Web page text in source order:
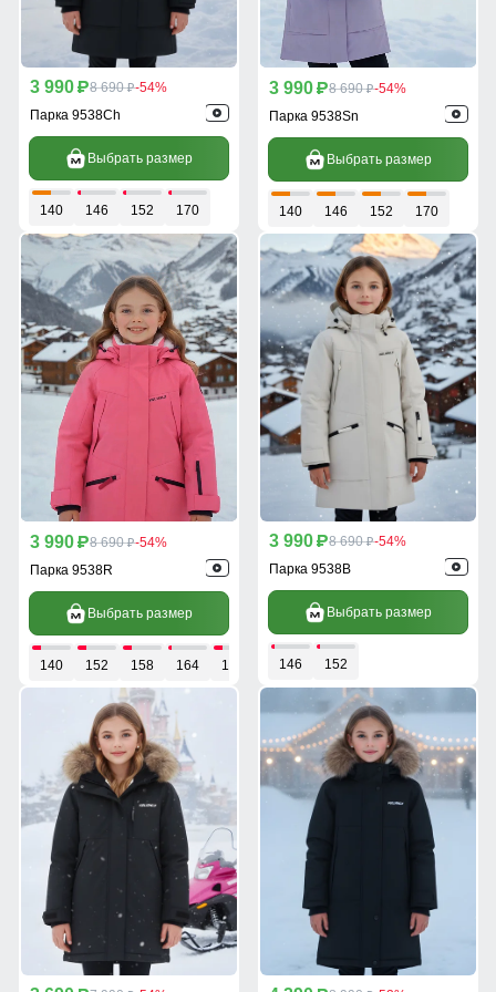
3 990 p8 690 p-54%
Парка 9538Ch
Выбрать размер
140 146 152 170
3 990 p8 690 p-54%
Парка 9538Sn
Выбрать размер
140 146 152 170
3 990 p8 690 p-54%
Парка 9538R
Выбрать размер
140 152 158 164 170
3 990 p8 690 p-54%
Парка 9538B
Выбрать размер
146 152